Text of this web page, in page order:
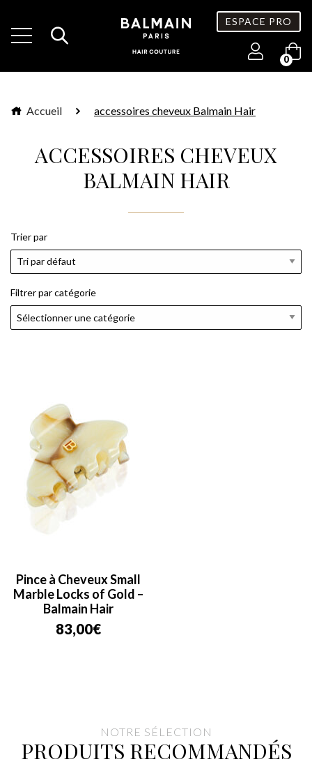
ESPACE PRO
0
Accueil accessoires cheveux Balmain Hair
ACCESSOIRES CHEVEUX
BALMAIN HAIR
Trier par
Filtrer par catégorie
Pince à Cheveux Small
Marble Locks of Gold –
Balmain Hair
83,00€
NOTRE SÉLECTION
PRODUITS RECOMMANDÉS